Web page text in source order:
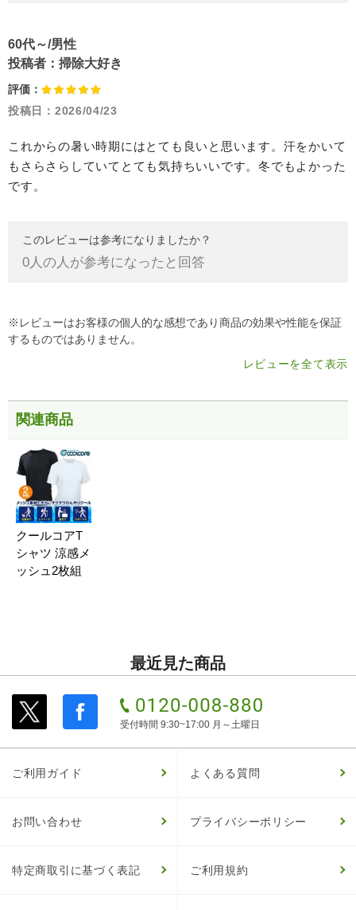
60代～/男性
投稿者： 掃除大好き
評価：
投稿日： 2026/04/23
これからの暑い時期にはとても良いと思います。汗をかいて
もさらさらしていてとても気持ちいいです。冬でもよかった
です。
このレビューは参考になりましたか？
0人の人が参考になったと回答
※レビューはお客様の個人的な感想であり商品の効果や性能を保証
するものではありません。
レビューを全て表示
関連商品
クールコアT
シャツ 涼感メ
ッシュ2枚組
最近見た商品
受付時間 9:30~17:00 月～土曜日
ご利用ガイド よくある質問
お問い合わせ プライバシーポリシー
特定商取引に基づく表記 ご利用規約